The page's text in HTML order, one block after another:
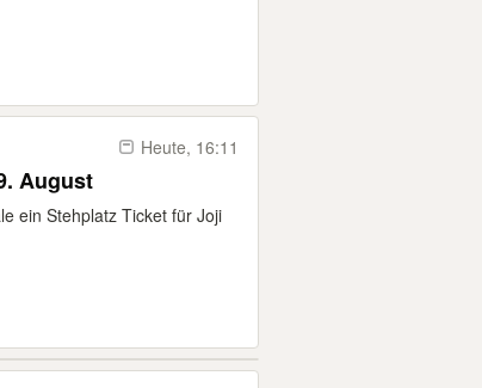
Heute, 16:11
August
ein Stehplatz Ticket für Joji